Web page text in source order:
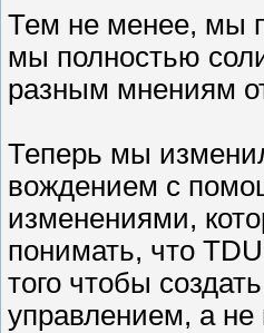
Тем не менее, мы
мы полностью
разным мнениям
Теперь мы
вождением с
изменениями,
понимать, что
того чтобы
управлением, а не